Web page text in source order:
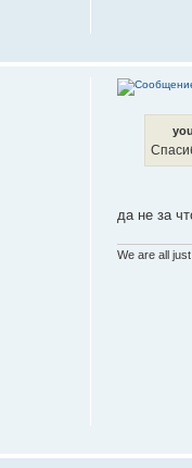
да не за
We are all